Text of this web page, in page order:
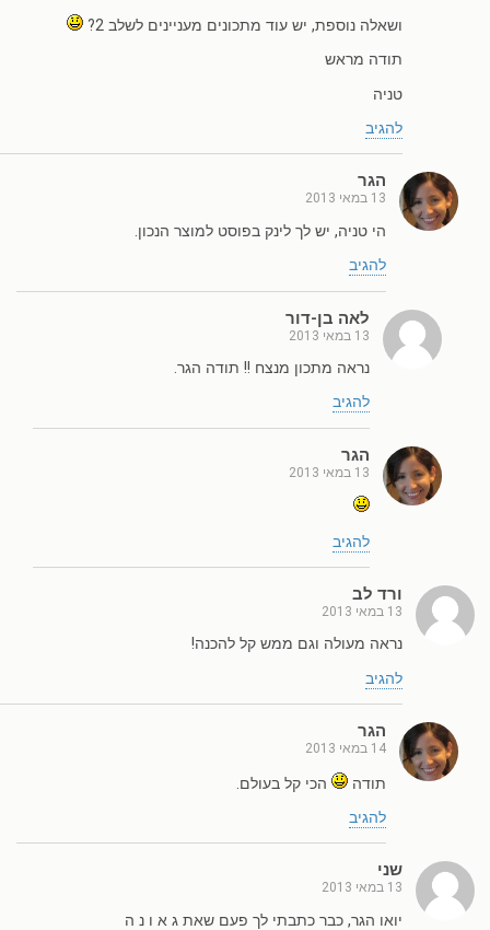
ושאלה נוספת, יש עוד מתכונים מעניינים לשלב 2?
תודה מראש
טניה
להגיב
הגר
13 במאי 2013
הי טניה, יש לך לינק בפוסט למוצר הנכון.
להגיב
לאה בן-דור
13 במאי 2013
נראה מתכון מנצח !! תודה הגר.
להגיב
הגר
13 במאי 2013
להגיב
ורד לב
13 במאי 2013
נראה מעולה וגם ממש קל להכנה!
להגיב
הגר
14 במאי 2013
תודה
הכי קל בעולם.
להגיב
שני
13 במאי 2013
יואו הגר, כבר כתבתי לך פעם שאת ג א ו נ ה